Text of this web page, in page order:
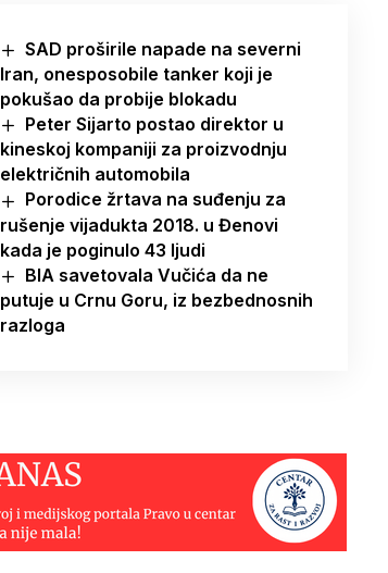
SAD proširile napade na severni
Iran, onesposobile tanker koji je
pokušao da probije blokadu
Peter Sijarto postao direktor u
kineskoj kompaniji za proizvodnju
električnih automobila
Porodice žrtava na suđenju za
rušenje vijadukta 2018. u Đenovi
kada je poginulo 43 ljudi
BIA savetovala Vučića da ne
putuje u Crnu Goru, iz bezbednosnih
razloga